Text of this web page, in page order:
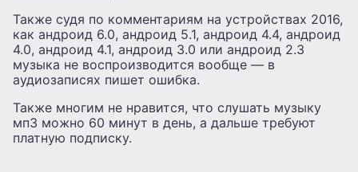
Также судя по комментариям на устройствах 2016,
как андроид 6.0, андроид 5.1, андроид 4.4, андроид
4.0, андроид 4.1, андроид 3.0 или андроид 2.3
музыка не воспроизводится вообще — в
аудиозаписях пишет ошибка.
Также многим не нравится, что слушать музыку
мп3 можно 60 минут в день, а дальше требуют
платную подписку.